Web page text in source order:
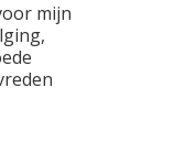
mijn